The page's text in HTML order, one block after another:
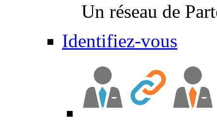
Un réseau de
Identifiez-vous